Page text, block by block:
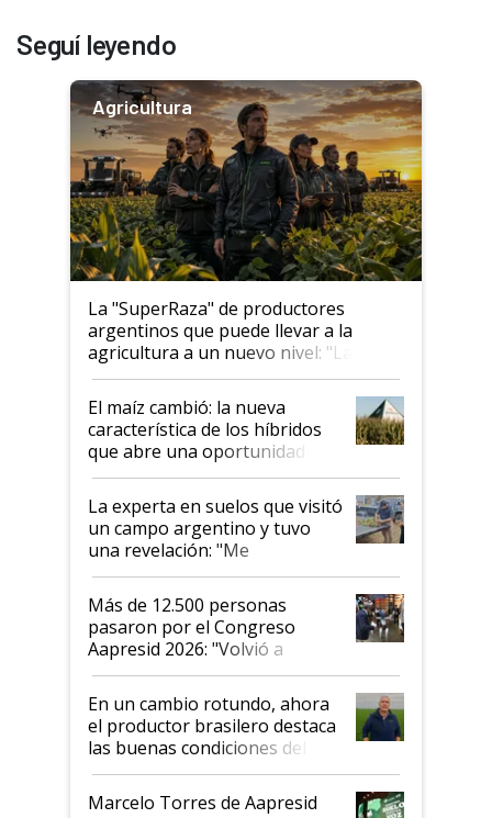
Seguí leyendo
Agricultura
La "SuperRaza" de productores
argentinos que puede llevar a la
agricultura a un nuevo nivel: "Las
posibilidades de crecimiento son
infinitas"
El maíz cambió: la nueva
característica de los híbridos
que abre una oportunidad en
el lote
La experta en suelos que visitó
un campo argentino y tuvo
una revelación: "Me
impresionó mucho"
Más de 12.500 personas
pasaron por el Congreso
Aapresid 2026: "Volvió a
demostrar que hablar del
suelo es hablar de todo el
sistema productivo"
En un cambio rotundo, ahora
el productor brasilero destaca
las buenas condiciones del
agro argentino para invertir:
"Los veo más motivados"
Marcelo Torres de Aapresid